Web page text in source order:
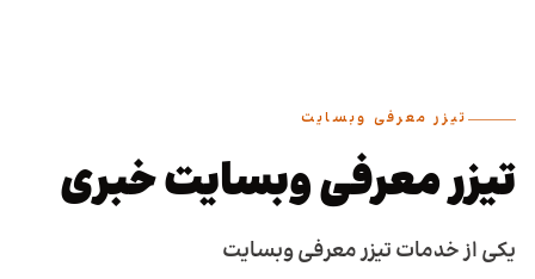
تیزر معرفی وبسایت
تیزر معرفی وبسایت خبری
یکی از خدمات تیزر معرفی وبسایت